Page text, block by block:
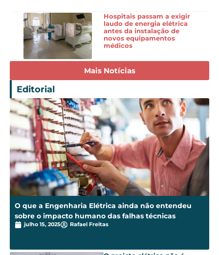
Hospitais passam a exigir
laudo de energia elétrica
antes da instalação de
novos equipamentos
médicos
Mais Notícias
Editorial
O que a Engenharia Elétrica ainda não entendeu
sobre o impacto humano das falhas técnicas
julho 15, 2025 Rafael Freitas